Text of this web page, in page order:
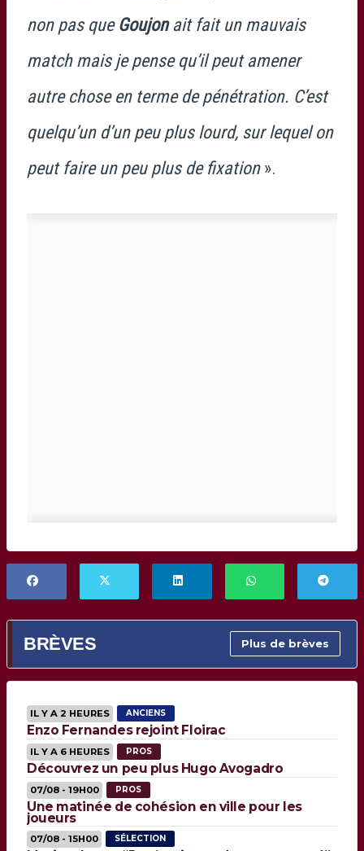
non pas que Goujonait fait un mauvais
match mais je pense qu’il peut amener
autre chose en terme de pénétration. C’est
quelqu’un d’un peu plus lourd, sur lequel on
peut faire un peu plus de fixation».
BRÈVES Plus de brèves
IL Y A 2 HEURES ANCIENS
Enzo Fernandes rejoint Floirac
IL Y A 6 HEURES PROS
Découvrez un peu plus Hugo Avogadro
07/08 - 19H00 PROS
Une matinée de cohésion en ville pour les
joueurs
07/08 - 15H00 SÉLECTION